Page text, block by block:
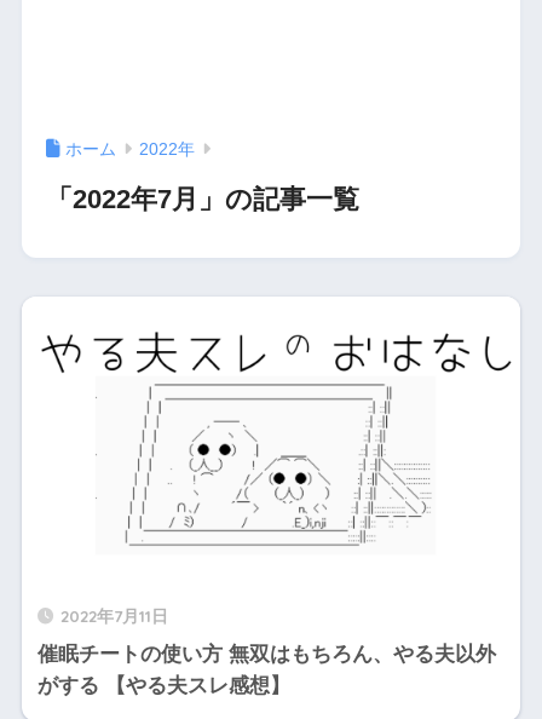
ホーム 2022年
「2022年7月」の記事一覧
2022年7月11日
催眠チートの使い方 無双はもちろん、やる夫以外
がする 【やる夫スレ感想】